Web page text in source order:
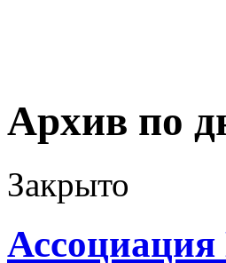
Архив по
Закрыто
Ассоциация